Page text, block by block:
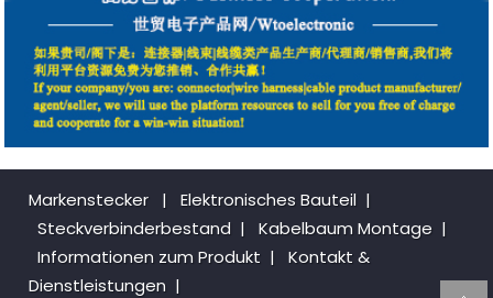
Markenstecker | Elektronisches Bauteil |
Steckverbinderbestand | Kabelbaum Montage |
Informationen zum Produkt |
Kontakt &
Dienstleistungen |